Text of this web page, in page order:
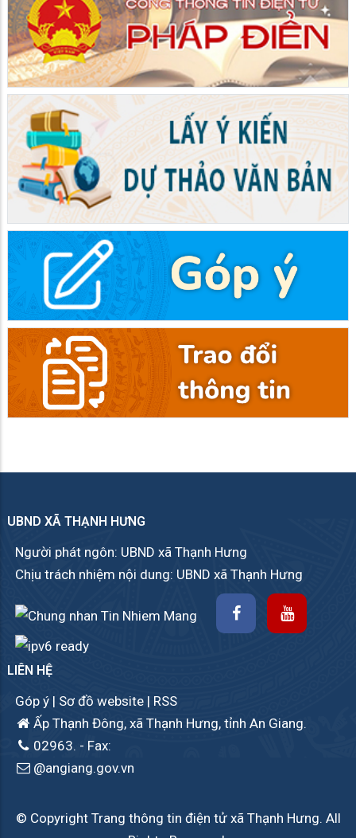
UBND XÃ THẠNH HƯNG
Người phát ngôn: UBND xã Thạnh Hưng
Chịu trách nhiệm nội dung: UBND xã Thạnh Hưng
LIÊN HỆ
Góp ý | Sơ đồ website | RSS
Ấp Thạnh Đông, xã Thạnh Hưng, tỉnh An Giang.
02963. - Fax:
@angiang.gov.vn
© Copyright Trang thông tin điện tử xã Thạnh Hưng. All